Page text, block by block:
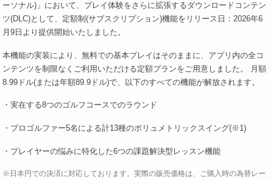
ーソナル)」において、プレイ体験をさらに拡張するダウンロードコンテン
ツ(DLC)として、定額制(サブスクリプション)機能をリリース日：2026年6
月9日より提供開始いたしました。
本機能の実装により、無料での基本プレイはそのままに、アプリ内の全コ
ンテンツを制限なくご利用いただける定額プランをご用意しました。 月額
8.99ドル(または年額89.9ドル)で、以下のすべての機能が解放されます。
・実在する8つのゴルフコースでのラウンド
・プロゴルファー5名による計13種のボリュメトリックスイング(※1)
・プレイヤーの悩みに特化した6つの課題解決型レッスン機能
※日本円での決済に対応しております。実際の販売価格は、ご購入時の為替レー